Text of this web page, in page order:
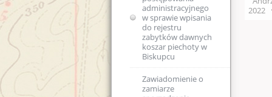
Kolejność
rozpatrywania spraw
Skargi i wnioski
Regulamin
Majątek
administracyjnego
w sprawie wpisania
do rejestru
zabytków dawnych
koszar piechoty w
Biskupcu
Zawiadomienie o
zamiarze
2022